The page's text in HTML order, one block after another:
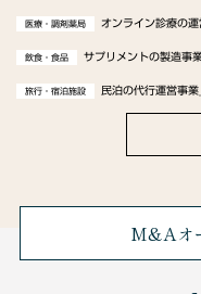
医療・調剤薬局 オンライン診療の運
飲食・食品 サプリメントの製造事
旅行・宿泊施設 民泊の代行運営事業
M&Aオ